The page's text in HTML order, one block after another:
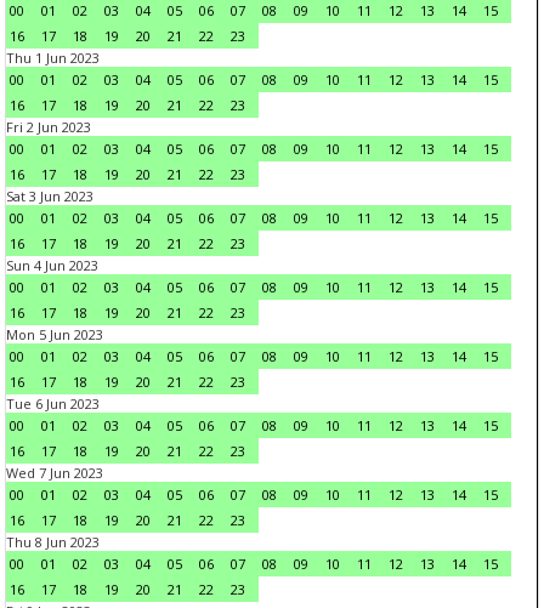
00
01 02 03 04 05 06 07 08 09 10 11 12 13 14
15
16
17 18 19 20 21 22
23
Thu 1 Jun 2023
00
01 02 03 04 05 06 07 08 09 10 11 12 13 14
15
16
17 18 19 20 21 22
23
Fri 2 Jun 2023
00
01 02 03 04 05 06 07 08 09 10 11 12 13 14
15
16
17 18 19 20 21 22
23
Sat 3 Jun 2023
00
01 02 03 04 05 06 07 08 09 10 11 12 13 14
15
16
17 18 19 20 21 22
23
Sun 4 Jun 2023
00
01 02 03 04 05 06 07 08 09 10 11 12 13 14
15
16
17 18 19 20 21 22
23
Mon 5 Jun 2023
00
01 02 03 04 05 06 07 08 09 10 11 12 13 14
15
16
17 18 19 20 21 22
23
Tue 6 Jun 2023
00
01 02 03 04 05 06 07 08 09 10 11 12 13 14
15
16
17 18 19 20 21 22
23
Wed 7 Jun 2023
00
01 02 03 04 05 06 07 08 09 10 11 12 13 14
15
16
17 18 19 20 21 22
23
Thu 8 Jun 2023
00
01 02 03 04 05 06 07 08 09 10 11 12 13 14
15
16
17 18 19 20 21 22
23